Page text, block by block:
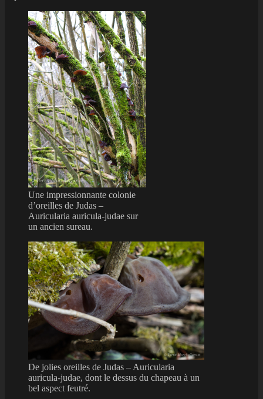
Une impressionnante colonie
d’oreilles de Judas –
Auricularia auricula-judae sur
un ancien sureau.
De jolies oreilles de Judas – Auricularia
auricula-judae, dont le dessus du chapeau à un
bel aspect feutré.